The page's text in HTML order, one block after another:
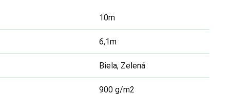
10m
6,1m
Biela, Zelená
900 g/m2